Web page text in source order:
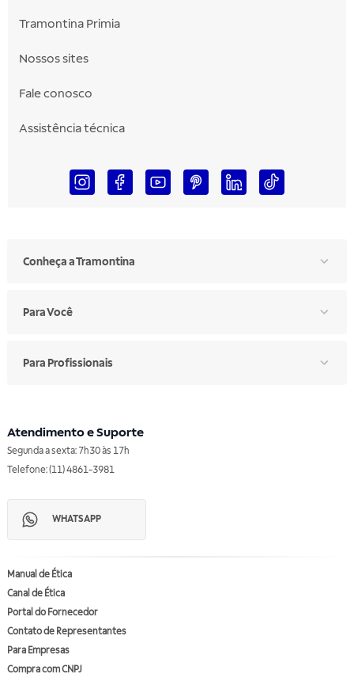
Tramontina Primia
Nossos sites
Fale conosco
Assistência técnica
Conheça a Tramontina
Para Você
Para Profissionais
Atendimento e Suporte
Segunda a sexta: 7h30 às 17h
Telefone: (11) 4861-3981
WHATSAPP
Manual de Ética
Canal de Ética
Portal do Fornecedor
Contato de Representantes
Para Empresas
Compra com CNPJ